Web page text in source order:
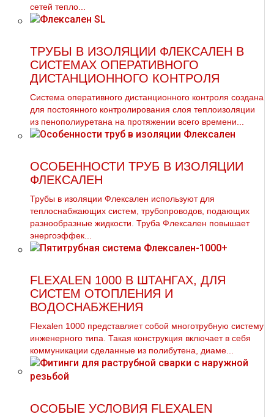
сетей тепло...
ТРУБЫ В ИЗОЛЯЦИИ ФЛЕКСАЛЕН В
СИСТЕМАХ ОПЕРАТИВНОГО
ДИСТАНЦИОННОГО КОНТРОЛЯ
Система оперативного дистанционного контроля создана
для постоянного контролирования слоя теплоизоляции
из пенополиуретана на протяжении всего времени...
ОСОБЕННОСТИ ТРУБ В ИЗОЛЯЦИИ
ФЛЕКСАЛЕН
Трубы в изоляции Флексален используют для
теплоснабжающих систем, трубопроводов, подающих
разнообразные жидкости. Труба Флексален повышает
энергоэффек...
FLEXALEN 1000 В ШТАНГАХ, ДЛЯ
СИСТЕМ ОТОПЛЕНИЯ И
ВОДОСНАБЖЕНИЯ
Flехalеn 1000 представляет собой многотpубную систему
инженерного типа. Такая конструкция включает в себя
коммуникации сделанные из полибутена, диаме...
ОСОБЫЕ УСЛОВИЯ FLEXALEN